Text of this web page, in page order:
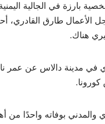
بارزة في الجالية اليمنية
الأعمال طارق القادري،
هناك.
والمدني بوفاته واحدًا من